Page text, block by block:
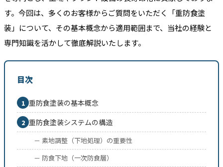
す。今回は、多くのお客様からご質問をいただく「重防食塗
装」について、その基本概念から適用範囲まで、当社の経験と
専門知識を活かして徹底解説いたします。
目次
1 重防食塗装の基本概念
2 重防食塗装システムの構造
－ 素地調整（下地処理）の重要性
－ 防食下地（一次防食層）